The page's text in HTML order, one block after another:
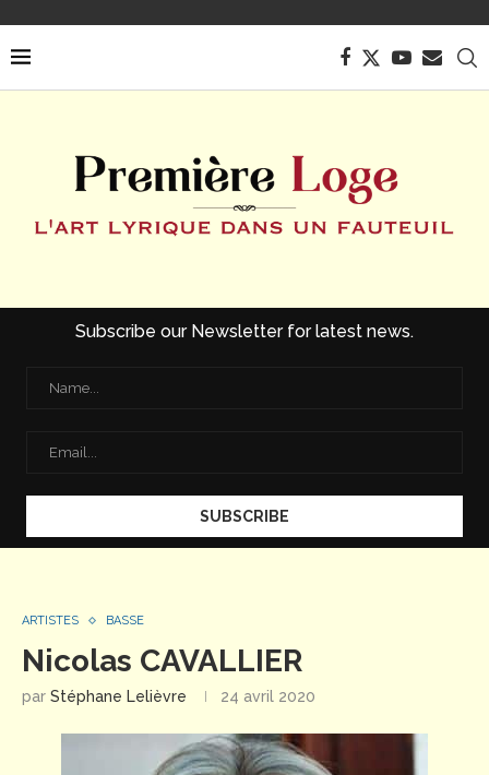
Subscribe our Newsletter for latest news.
ARTISTES BASSE
Nicolas CAVALLIER
par Stéphane Lelièvre 24 avril 2020